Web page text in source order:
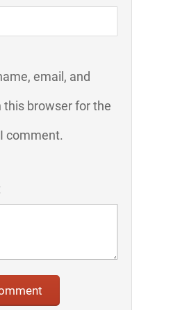
email, and
this browser for the
comment.